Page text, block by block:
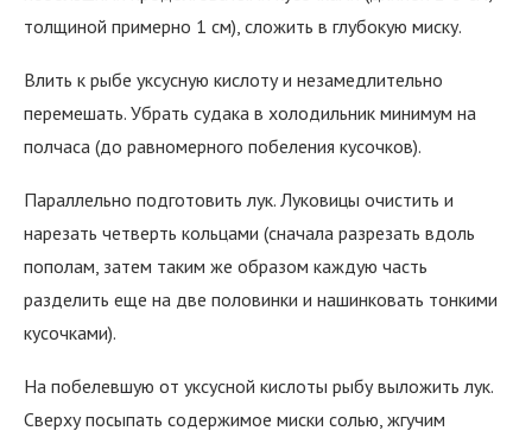
толщиной примерно 1 см), сложить в глубокую миску.
Влить к рыбе уксусную кислоту и незамедлительно
перемешать. Убрать судака в холодильник минимум на
полчаса (до равномерного побеления кусочков).
Параллельно подготовить лук. Луковицы очистить и
нарезать четверть кольцами (сначала разрезать вдоль
пополам, затем таким же образом каждую часть
разделить еще на две половинки и нашинковать тонкими
кусочками).
На побелевшую от уксусной кислоты рыбу выложить лук.
Сверху посыпать содержимое миски солью, жгучим